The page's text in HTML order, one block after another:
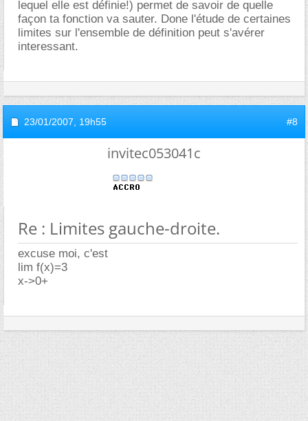
lequel elle est définie!) permet de savoir de quelle
façon ta fonction va sauter. Done l'étude de certaines
limites sur l'ensemble de définition peut s'avérer
interessant.
23/01/2007, 19h55 #8
invitec053041c
Re : Limites gauche-droite.
excuse moi, c'est
lim f(x)=3
x->0+